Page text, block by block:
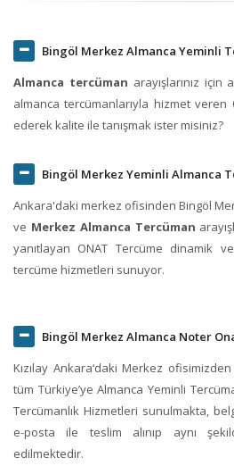
Bingöl Merkez Almanca Yeminli
Almanca tercüman arayışlarınız
almanca tercümanlarıyla hizmet
ederek kalite ile tanışmak ister misiniz?
Bingöl Merkez Yeminli Almanca
Ankara'daki merkez ofisinden Bingöl
ve Merkez Almanca Tercüman
yanıtlayan ONAT Tercüme dinamik
tercüme hizmetleri sunuyor.
Bingöl Merkez Almanca Noter
Kızılay Ankara‘daki Merkez ofisimizden
tüm Türkiye’ye Almanca Yeminli
Tercümanlık Hizmetleri sunulmakta,
e-posta ile teslim alınıp aynı
edilmektedir.